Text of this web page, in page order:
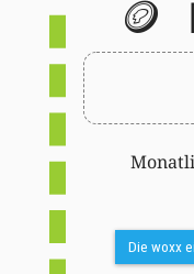
🪙
Die woxx